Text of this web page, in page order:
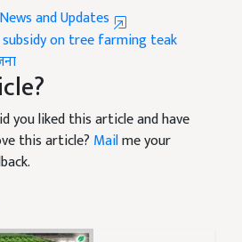
and Updates
subsidy on tree farmingteak
you liked this article and have
this article? Mailme your